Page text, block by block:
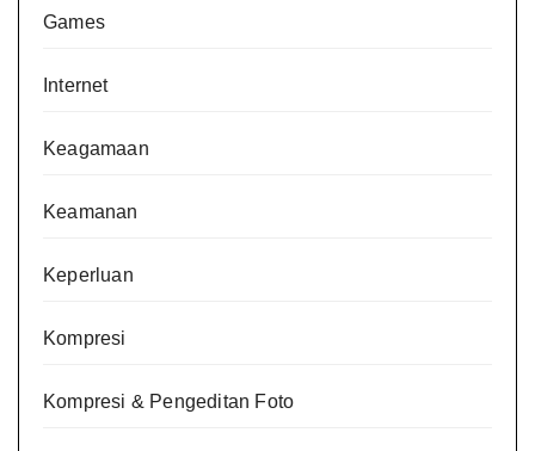
Games
Internet
Keagamaan
Keamanan
Keperluan
Kompresi
Kompresi & Pengeditan Foto